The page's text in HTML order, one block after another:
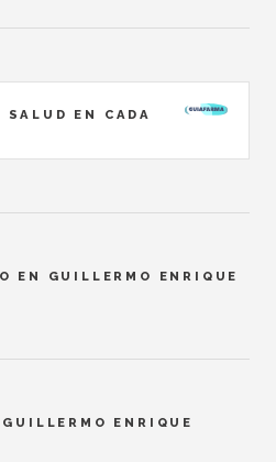
EN CADA
EN GUILLERMO ENRIQUE
ENRIQUE